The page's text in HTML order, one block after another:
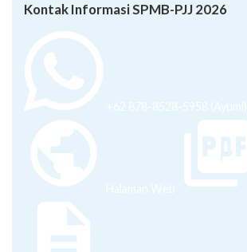
Kontak Informasi SPMB-PJJ 2026
+62 878-8528-5958 (Ayumi)
Halaman Web